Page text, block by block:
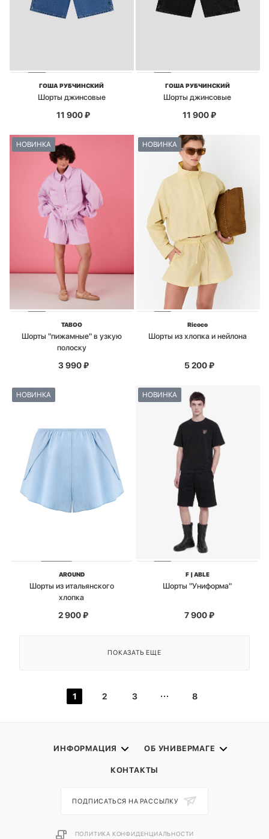
ГОША РУБЧИНСКИЙ
Шорты джинсовые
11 900₽
ГОША РУБЧИНСКИЙ
Шорты джинсовые
11 900₽
НОВИНКА
TABOO
Шорты "пижамные" в узкую
полоску
3 990₽
НОВИНКА
Ricoco
Шорты из хлопка и нейлона
5 200₽
НОВИНКА
AROUND
Шорты из итальянского
хлопка
2 900₽
НОВИНКА
F | ABLE
Шорты "Униформа"
7 900₽
ПОКАЗАТЬ ЕЩЕ
1 2 3 8
ИНФОРМАЦИЯ ОБ УНИВЕРМАГЕ
КОНТАКТЫ
ПОДПИСАТЬСЯ НА РАССЫЛКУ
ПОЛИТИКА КОНФИДЕНЦИАЛЬНОСТИ